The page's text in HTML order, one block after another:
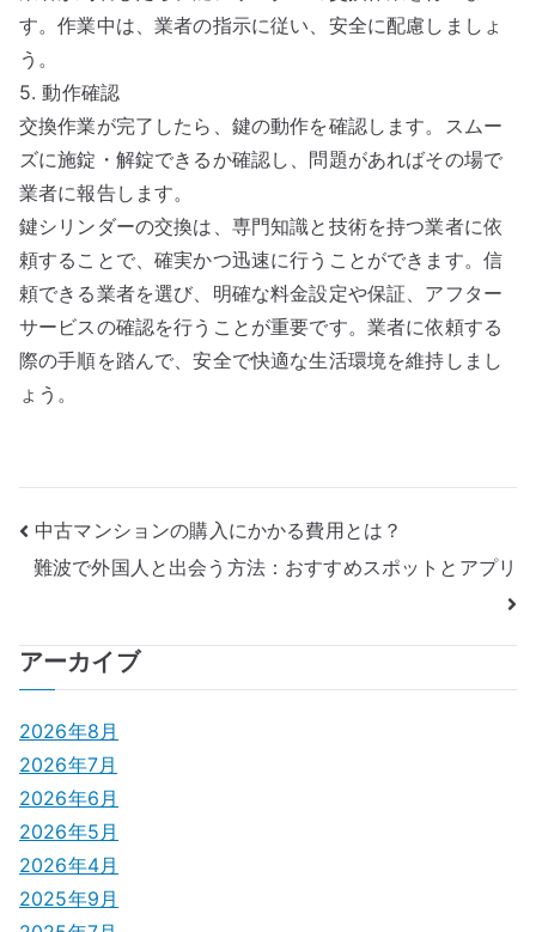
す。作業中は、業者の指示に従い、安全に配慮しましょ
う。
5. 動作確認
交換作業が完了したら、鍵の動作を確認します。スムー
ズに施錠・解錠できるか確認し、問題があればその場で
業者に報告します。
鍵シリンダーの交換は、専門知識と技術を持つ業者に依
頼することで、確実かつ迅速に行うことができます。信
頼できる業者を選び、明確な料金設定や保証、アフター
サービスの確認を行うことが重要です。業者に依頼する
際の手順を踏んで、安全で快適な生活環境を維持しまし
ょう。
投
稿
ナ
ビ
ゲ
ー
シ
ョ
中古マンションの購入にかかる費用とは？
難波で外国人と出会う方法：おすすめスポットとアプリ
アーカイブ
2026年8月
2026年7月
2026年6月
2026年5月
2026年4月
2025年9月